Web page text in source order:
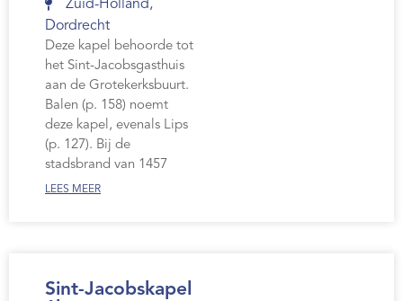
Zuid-Holland,
Dordrecht
Deze kapel behoorde tot
het Sint-Jacobsgasthuis
aan de Grotekerksbuurt.
Balen (p. 158) noemt
deze kapel, evenals Lips
(p. 127). Bij de
stadsbrand van 1457
LEES MEER
Sint-Jacobskapel